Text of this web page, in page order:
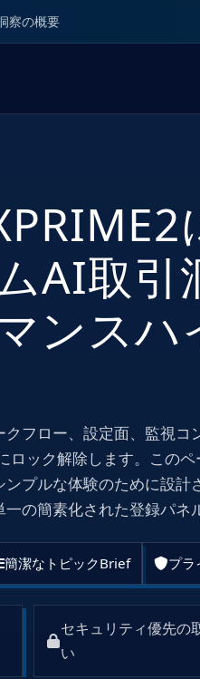
察の概要
AI取引
ンスハ
フロー、設定面、監視コ
ック解除します。この
プルな体験のために設計
の簡素化された登録パネ
簡潔なトピックBrief プラ
セキュリティ優先の
い